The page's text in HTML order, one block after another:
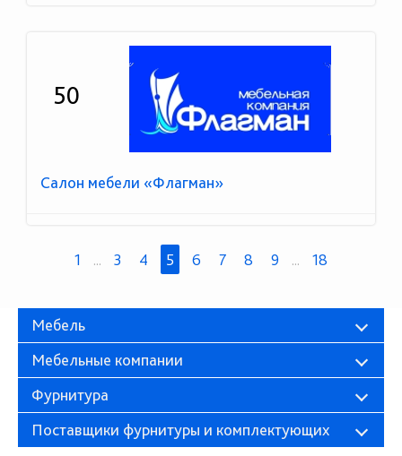
50
Салон мебели «Флагман»
1 ... 3 4 5 6 7 8 9 ... 18
Мебель
Мебельные компании
Фурнитура
Поставщики фурнитуры и комплектующих